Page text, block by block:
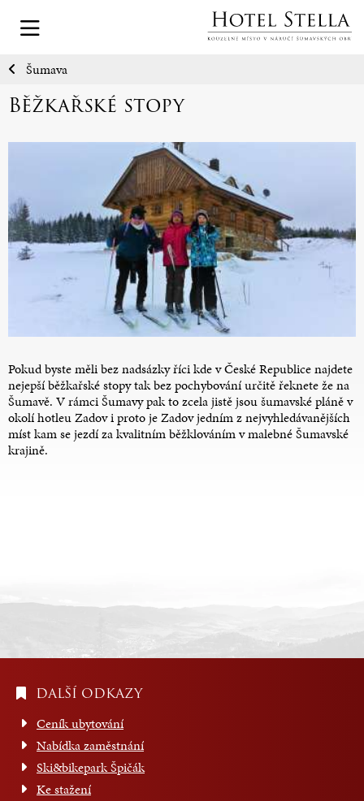
Šumava
Běžkařské stopy
Pokud byste měli bez nadsázky říci kde v České Republice najdete
nejepší běžkařské stopy tak bez pochybování určitě řeknete že na
Šumavě. V rámci Šumavy pak to zcela jistě jsou šumavské pláně v
okolí hotleu Zadov i proto je Zadov jedním z nejvyhledávanějších
míst kam se jezdí za kvalitním běžklováním v malebné Šumavské
krajině.
DALŠÍ ODKAZY
Ceník ubytování
Nabídka zaměstnání
Ski&bikepark Špičák
Ke stažení